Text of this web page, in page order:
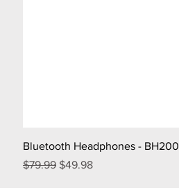
Bluetooth Headphones - BH200
通常価格
$79.99 セール価格
$49.98